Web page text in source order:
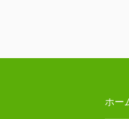
ホー